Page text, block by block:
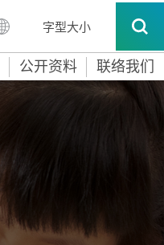
字型大小
公开资料 联络我们